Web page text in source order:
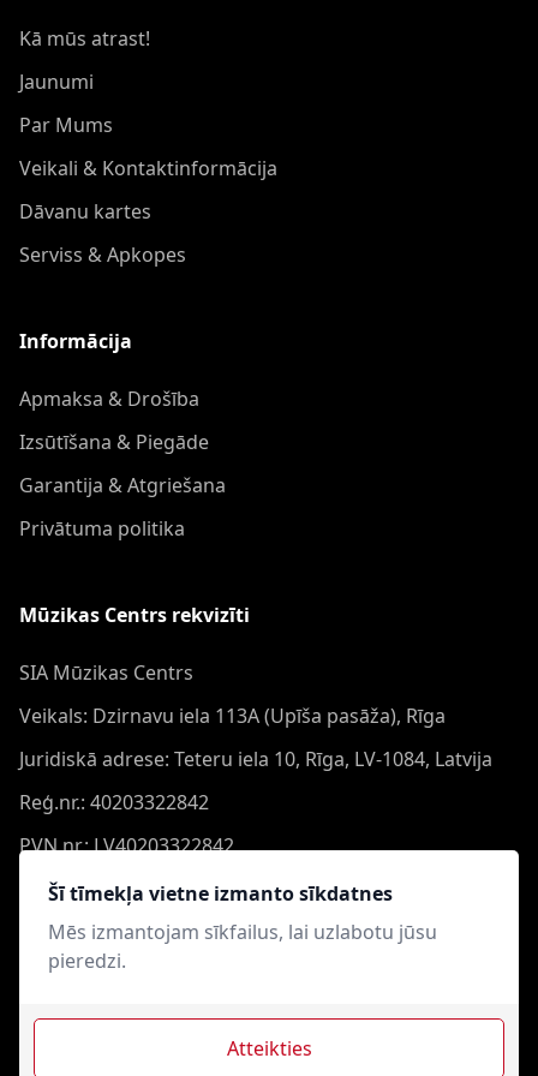
Šī tīmekļa vietne izmanto sīkdatnes
Mēs izmantojam sīkfailus, lai uzlabotu jūsu
pieredzi.
Atteikties
Kā mūs atrast!
Jaunumi
Par Mums
Veikali & Kontaktinformācija
Dāvanu kartes
Serviss & Apkopes
Informācija
Apmaksa & Drošība
Izsūtīšana & Piegāde
Garantija & Atgriešana
Privātuma politika
Mūzikas Centrs rekvizīti
SIA Mūzikas Centrs
Veikals: Dzirnavu iela 113A (Upīša pasāža), Rīga
Juridiskā adrese: Teteru iela 10, Rīga, LV-1084, Latvija
Reģ.nr.: 40203322842
PVN nr.: LV40203322842
Banka: Swedbank AS
Konts: LV44HABA0551050864473
Swift: HABALV22